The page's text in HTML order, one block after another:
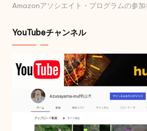
Amazonアソシエイト・プログラムの参加
YouTubeチャンネル